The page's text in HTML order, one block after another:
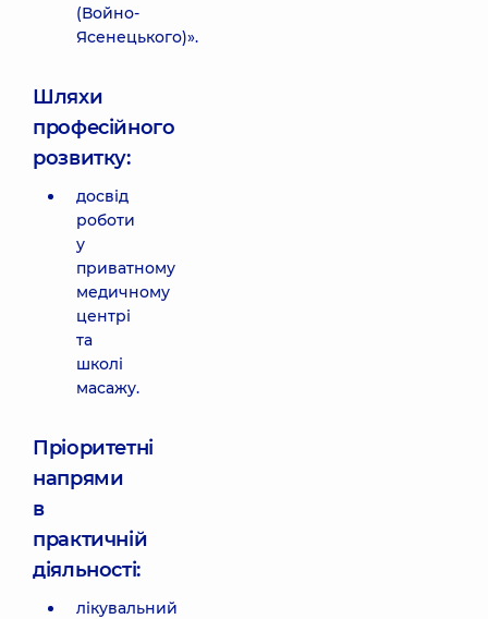
(Войно-
Ясенецького)».
Шляхи
професійного
розвитку:
досвід
роботи
у
приватному
медичному
центрі
та
школі
масажу.
Пріоритетні
напрями
в
практичній
діяльності:
лікувальний